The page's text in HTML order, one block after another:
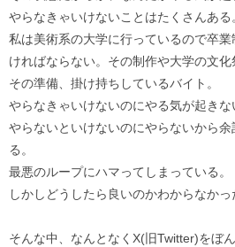
やらなきゃいけないことはたくさんある
私は美術系の大学に行っているので卒
ければならない。その制作や大学の文
その準備、掛け持ちしているバイト。
やらなきゃいけないのにやる気が起きな
やらないといけないのにやらないから余
る。
最悪のループにハマってしまっている。
しかしどうしたら良いのかわからなかっ
そんな中、なんとなくX(旧Twitter)をぼ